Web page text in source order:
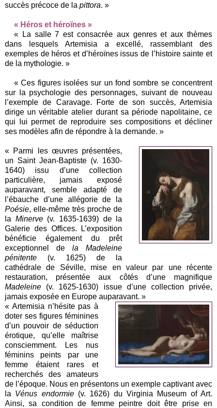
succès précoce de la pittora. »
« Héros et héroïnes »
« La salle 7 est consacrée aux genres et aux thèmes
dans lesquels Artemisia a excellé, rassemblant des
exemples de héros et d’héroïnes issus de l’histoire sainte et
de la mythologie. »
« Ces figures isolées sur un fond sombre se concentrent
sur la psychologie des personnages, suivant de nouveau
l’exemple de Caravage. Forte de son succès, Artemisia
dirige un véritable atelier durant sa période napolitaine, ce
qui lui permet de reproduire ses compositions et décliner
ses modèles afin de répondre à la demande. »
« Parmi les œuvres présentées,
un Saint Jean-Baptiste (v. 1630-
1640) issu d’une collection
particulière, jamais exposé
auparavant, semble adapté de
l’ébauche d’une allégorie de la
Poésie, elle-même très proche de
la Minerve (v. 1635-1639) de la
Galerie des Offices. L’exposition
bénéficie également du prêt
exceptionnel dela Madeleine
pénitente (v. 1625) de la
cathédrale de Séville, mise en valeur par une récente
restauration, présentée aux côtés d’une magnifique
Madeleine (v. 1625-1630) issue d’une collection privée,
jamais exposée en Europe auparavant. »
« Artemisia n’hésite pas à
doter ses figures féminines
d’un pouvoir de séduction
érotique, qu’elle maîtrise
consciemment. Les nus
féminins peints par une
femme étaient rares et
recherchés des amateurs
de l’époque. Nous en présentons un exemple captivant avec
la Vénus endormie(v. 1626) du Virginia Museum of Art.
Ainsi, sa condition de femme peintre doit être prise en